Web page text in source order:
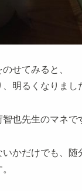
せてみると、
明るくなりまし
也先生のマネで
かだけでも、随